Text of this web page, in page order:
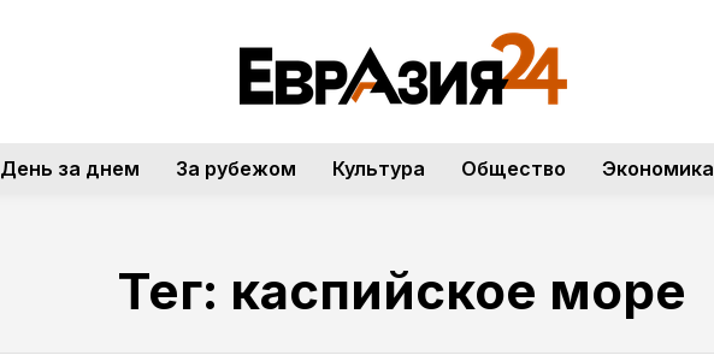
День за днем За рубежом Культура Общество Экономика
Тег: каспийское море